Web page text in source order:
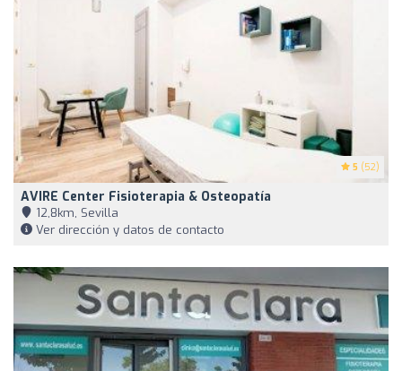
5 (52)
AVIRE Center Fisioterapia & Osteopatía
12,8km, Sevilla
Ver dirección y datos de contacto